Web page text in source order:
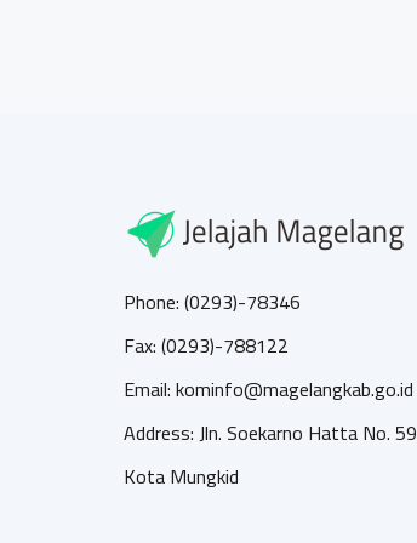
Phone: (0293)-78346
Fax: (0293)-788122
Email: kominfo@magelangkab.go.id
Address: Jln. Soekarno Hatta No. 59
Kota Mungkid